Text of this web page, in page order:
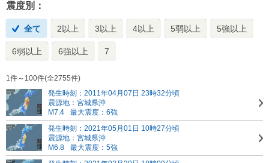
震度別：
全て 2以上 3以上 4以上 5弱以上 5強以上
6弱以上 6強以上 7
1件～100件(全2755件)
発生時刻：2011年04月07日 23時32分頃
震源地：宮城県沖
M7.4
最大震度：6強
発生時刻：2021年05月01日 10時27分頃
震源地：宮城県沖
M6.8
最大震度：5強